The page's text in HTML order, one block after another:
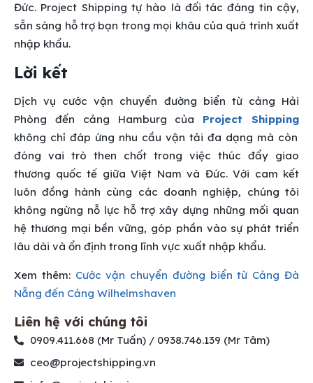
Đức. Project Shipping tự hào là đối tác đáng tin cậy,
sẵn sàng hỗ trợ bạn trong mọi khâu của quá trình xuất
nhập khẩu.
Lời kết
Dịch vụ cước vận chuyển đường biển từ cảng Hải
Phòng đến cảng Hamburg của Project Shipping
không chỉ đáp ứng nhu cầu vận tải đa dạng mà còn
đóng vai trò then chốt trong việc thúc đẩy giao
thương quốc tế giữa Việt Nam và Đức. Với cam kết
luôn đồng hành cùng các doanh nghiệp, chúng tôi
không ngừng nỗ lực hỗ trợ xây dựng những mối quan
hệ thương mại bền vững, góp phần vào sự phát triển
lâu dài và ổn định trong lĩnh vực xuất nhập khẩu.
Xem thêm: Cước vận chuyển đường biển từ Cảng Đà
Nẵng đến Cảng Wilhelmshaven
Liên hệ với chúng tôi
0909.411.668 (Mr Tuấn) / 0938.746.139 (Mr Tâm)
ceo@projectshipping.vn